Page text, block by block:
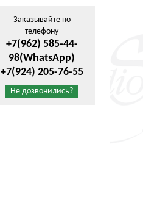
Заказывайте по
телефону
+7(962) 585-44-
98(WhatsApp)
+7(924) 205-76-55
Не дозвонились?